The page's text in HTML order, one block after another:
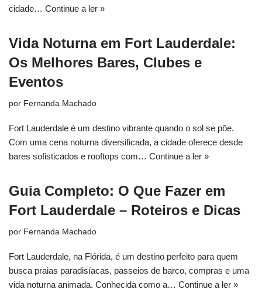
cidade… Continue a ler »
Vida Noturna em Fort Lauderdale:
Os Melhores Bares, Clubes e
Eventos
por Fernanda Machado
Fort Lauderdale é um destino vibrante quando o sol se põe.
Com uma cena noturna diversificada, a cidade oferece desde
bares sofisticados e rooftops com… Continue a ler »
Guia Completo: O Que Fazer em
Fort Lauderdale – Roteiros e Dicas
por Fernanda Machado
Fort Lauderdale, na Flórida, é um destino perfeito para quem
busca praias paradisíacas, passeios de barco, compras e uma
vida noturna animada. Conhecida como a… Continue a ler »